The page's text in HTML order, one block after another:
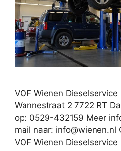
VOF Wienen Dieselservice
Wannestraat 2 7722 RT
op: 0529-432159 Meer
mail naar: info@wienen.nl
VOF Wienen